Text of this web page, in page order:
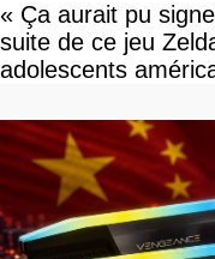
« Ça aurait pu
suite de ce jeu
adolescents